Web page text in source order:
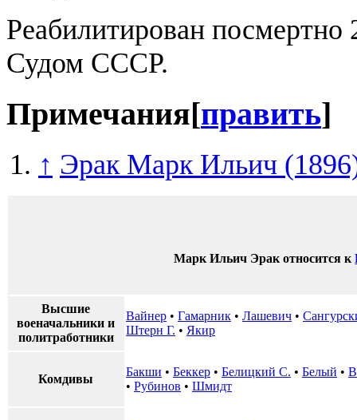
Реабилитирован
Судом СССР.
Примечания[править]
↑ Эрак Марк Ильич
Марк Ильич Эрак относится к
Высшие
военачальники и
политработники
Вайнер • Гамарник • Лашевич •
Штерн Г. • Якир
Комдивы
Бакши • Беккер • Белицкий С. • Белый •
• Рубинов • Шмидт